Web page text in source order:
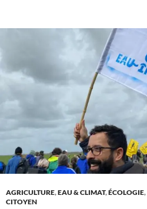
AGRICULTURE,EAU & CLIMAT,ÉCOLOGIE,
CITOYEN